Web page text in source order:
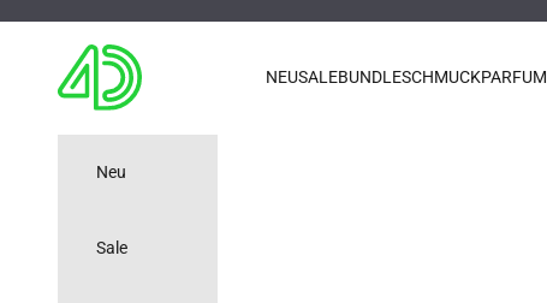
4D OUTFITTERS
NEUSALEBUNDLESCHMUCKPARFUM
Neu
Sale